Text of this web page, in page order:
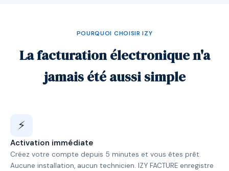
POURQUOI CHOISIR IZY
La facturation électronique n'a
jamais été aussi simple
⚡
Activation immédiate
Créez votre compte depuis 5 minutes et vous êtes prêt.
Aucune installation, aucun technicien. IZY FACTURE enregistre